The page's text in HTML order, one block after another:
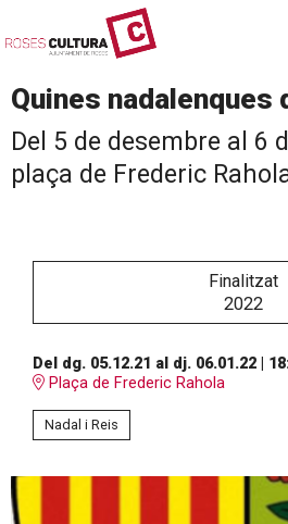
Quines nadalenques
Del 5 de desembre al 6
plaça de Frederic
Finalitzat
2022
Del dg. 05.12.21 al dj. 06.01.22|
Plaça de Frederic Rahola
Nadal i Reis